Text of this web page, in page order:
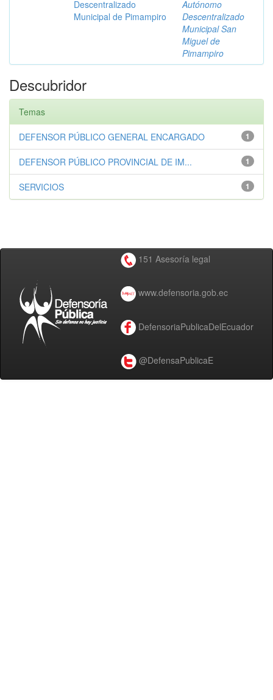
Descentralizado
Municipal de Pimampiro
Autónomo
Descentralizado
Municipal San
Miguel de
Pimampiro
Descubridor
Temas
1
DEFENSOR PÚBLICO GENERAL ENCARGADO
1
DEFENSOR PÚBLICO PROVINCIAL DE IM...
1
SERVICIOS
151 Asesoría legal
www.defensoria.gob.ec
DefensoriaPublicaDelEcuador
@DefensaPublicaE